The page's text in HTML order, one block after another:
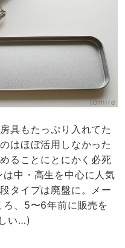
具もたっぷり入れてた
はほぼ活用しなかった
ることにとにかく必死
中・高生を中心に人気
タイプは廃盤に。メー
ろ、5〜6年前に販売を
い…)